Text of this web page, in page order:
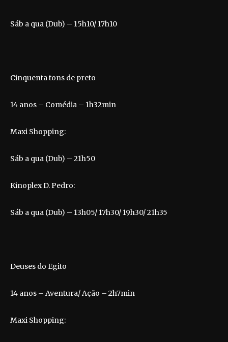
Sáb a qua (Dub) – 15h10/ 17h10
Cinquenta tons de preto
14 anos – Comédia – 1h32min
Maxi Shopping:
Sáb a qua (Dub) – 21h50
Kinoplex D. Pedro:
Sáb a qua (Dub) – 13h05/ 17h30/ 19h30/ 21h35
Deuses do Egito
14 anos – Aventura/ Ação – 2h7min
Maxi Shopping: